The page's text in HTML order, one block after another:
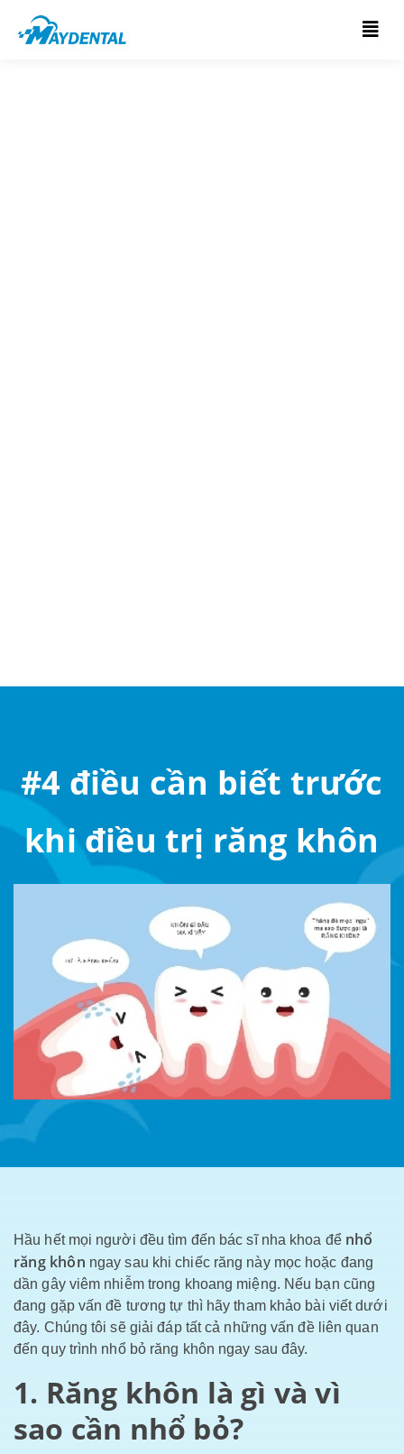
#4 điều cần biết trước
khi điều trị răng khôn
Hầu hết mọi người đều tìm đến bác sĩ nha khoa để nhổ
răng khôn ngay sau khi chiếc răng này mọc hoặc đang
dần gây viêm nhiễm trong khoang miệng. Nếu bạn cũng
đang gặp vấn đề tương tự thì hãy tham khảo bài viết dưới
đây. Chúng tôi sẽ giải đáp tất cả những vấn đề liên quan
đến quy trình nhổ bỏ răng khôn ngay sau đây.
1. Răng khôn là gì và vì
sao cần nhổ bỏ?